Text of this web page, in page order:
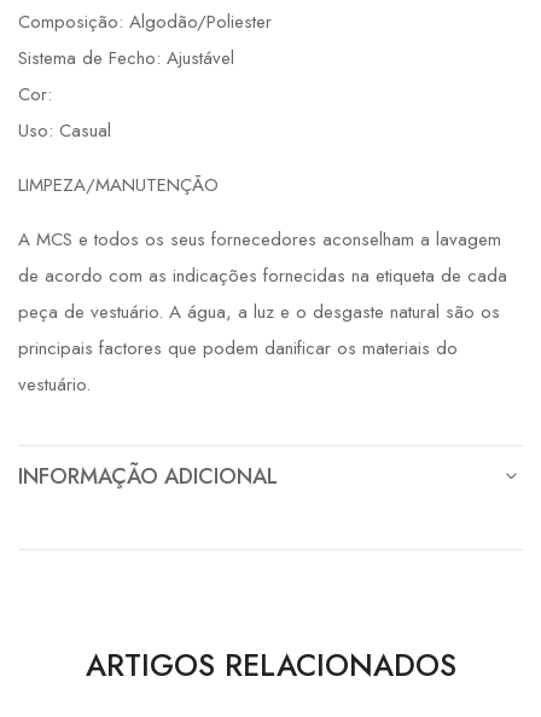
Composição: Algodão/Poliester
Sistema de Fecho: Ajustável
Cor:
Uso: Casual
LIMPEZA/MANUTENÇÃO
A MCS e todos os seus fornecedores aconselham a lavagem
de acordo com as indicações fornecidas na etiqueta de cada
peça de vestuário. A água, a luz e o desgaste natural são os
principais factores que podem danificar os materiais do
vestuário.
INFORMAÇÃO ADICIONAL
ARTIGOS RELACIONADOS